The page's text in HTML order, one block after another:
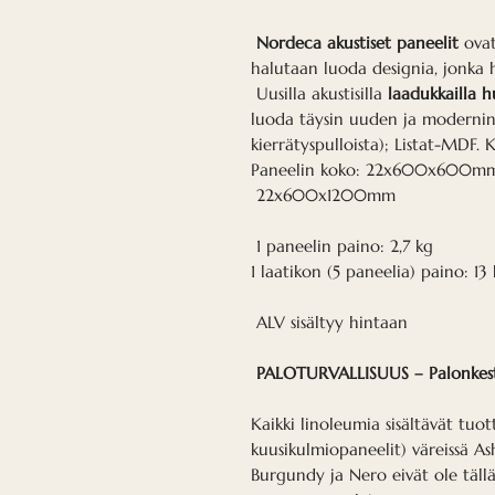
Nordeca akustiset paneelit
halutaan luoda designia, jonka
Uusilla akustisilla laadukkailla
luoda täysin uuden ja
kierrätyspulloista); Listat-MDF.
Paneelin koko:
22x600x1200mm
1 paneelin paino: 2,7 kg
1 laatikon (5 paneelia) paino: 13
ALV sisältyy hintaan
PALOTURVALLISUUS –
Kaikki linoleumia sisältävät
kuusikulmiopaneelit) väreissä
Burgundy ja Nero eivät ole